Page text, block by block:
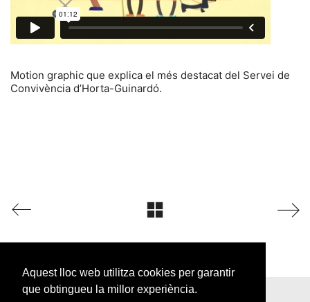
Motion graphic que explica el més destacat del Servei de
Convivència d’Horta-Guinardó.
Aquest lloc web utilitza cookies per garantir
que obtingueu la millor experiència.